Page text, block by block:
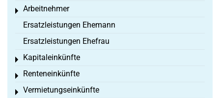
Arbeitnehmer
Toggle menu
Ersatzleistungen Ehemann
Ersatzleistungen Ehefrau
Kapitaleinkünfte
Toggle menu
Renteneinkünfte
Toggle menu
Vermietungseinkünfte
Toggle menu